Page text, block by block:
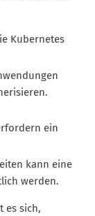
Kubernetes
ein
kann eine
werden.
es sich,